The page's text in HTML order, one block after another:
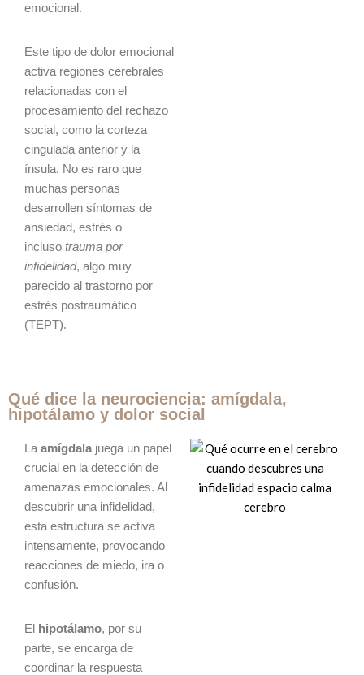
emocional.
Este tipo de dolor emocional
activa regiones cerebrales
relacionadas con el
procesamiento del rechazo
social, como la corteza
cingulada anterior y la
ínsula. No es raro que
muchas personas
desarrollen síntomas de
ansiedad, estrés o
incluso trauma por
infidelidad, algo muy
parecido al trastorno por
estrés postraumático
(TEPT).
Qué dice la neurociencia: amígdala,
hipotálamo y dolor social
La amígdala juega un papel
crucial en la detección de
amenazas emocionales. Al
descubrir una infidelidad,
esta estructura se activa
intensamente, provocando
reacciones de miedo, ira o
confusión.
El hipotálamo, por su
parte, se encarga de
coordinar la respuesta